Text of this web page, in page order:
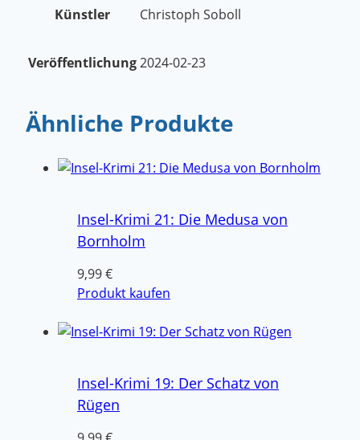
Künstler Christoph Soboll
Veröffentlichung2024-02-23
Ähnliche Produkte
Insel-Krimi 21: Die Medusa von
Bornholm
9,99€
Produkt kaufen
Insel-Krimi 19: Der Schatz von
Rügen